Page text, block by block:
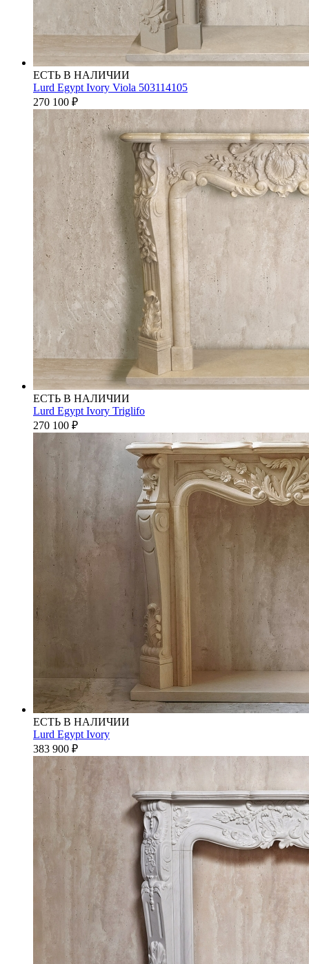
ЕСТЬ В НАЛИЧИИ
Lurd Egypt Ivory Viola 503114105
270 100 ₽
ЕСТЬ В НАЛИЧИИ
Lurd Egypt Ivory Triglifo
270 100 ₽
ЕСТЬ В НАЛИЧИИ
Lurd Egypt Ivory
383 900 ₽